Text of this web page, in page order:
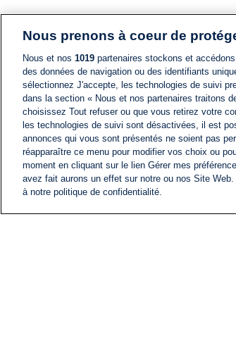
Nous prenons à coeur de
Nous et nos 1019 partenaires stockons et
des données de navigation ou des identifiants
sélectionnez J'accepte, les technologies de suivi
dans la section « Nous et nos partenaires traitons
choisissez Tout refuser ou que vous retirez votre
les technologies de suivi sont désactivées, il est
annonces qui vous sont présentés ne soient pas
réapparaître ce menu pour modifier vos choix ou
moment en cliquant sur le lien Gérer mes
avez fait aurons un effet sur notre ou nos Site
à notre politique de confidentialité.